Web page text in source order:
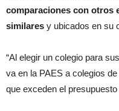
comparaciones con otros
similares y ubicados en su
“Al elegir un colegio para
va en la PAES a colegios
que exceden el presupuesto